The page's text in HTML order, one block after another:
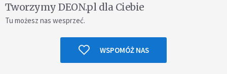
Tworzymy DEON.pl dla Ciebie
Tu możesz nas wesprzeć.
WSPOMÓŻ NAS